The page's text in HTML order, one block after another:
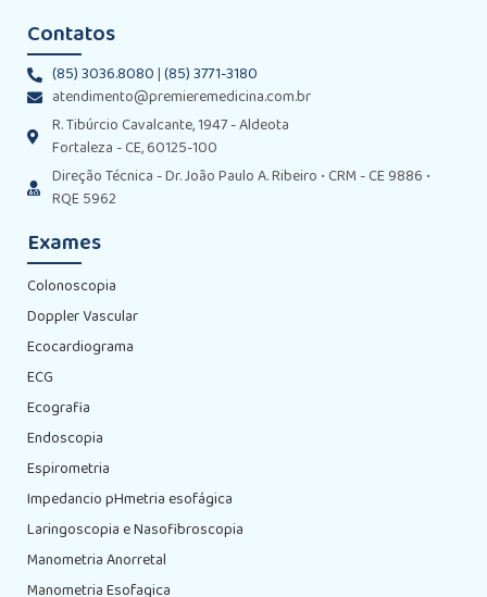
Contatos
(85) 3036.8080|(85) 3771-3180
atendimento@premieremedicina.com.br
R. Tibúrcio Cavalcante, 1947 - Aldeota
Fortaleza - CE, 60125-100
Direção Técnica - Dr. João Paulo A. Ribeiro • CRM - CE 9886 •
RQE 5962
Exames
Colonoscopia
Doppler Vascular
Ecocardiograma
ECG
Ecografia
Endoscopia
Espirometria
Impedancio pHmetria esofágica
Laringoscopia e Nasofibroscopia
Manometria Anorretal
Manometria Esofagica